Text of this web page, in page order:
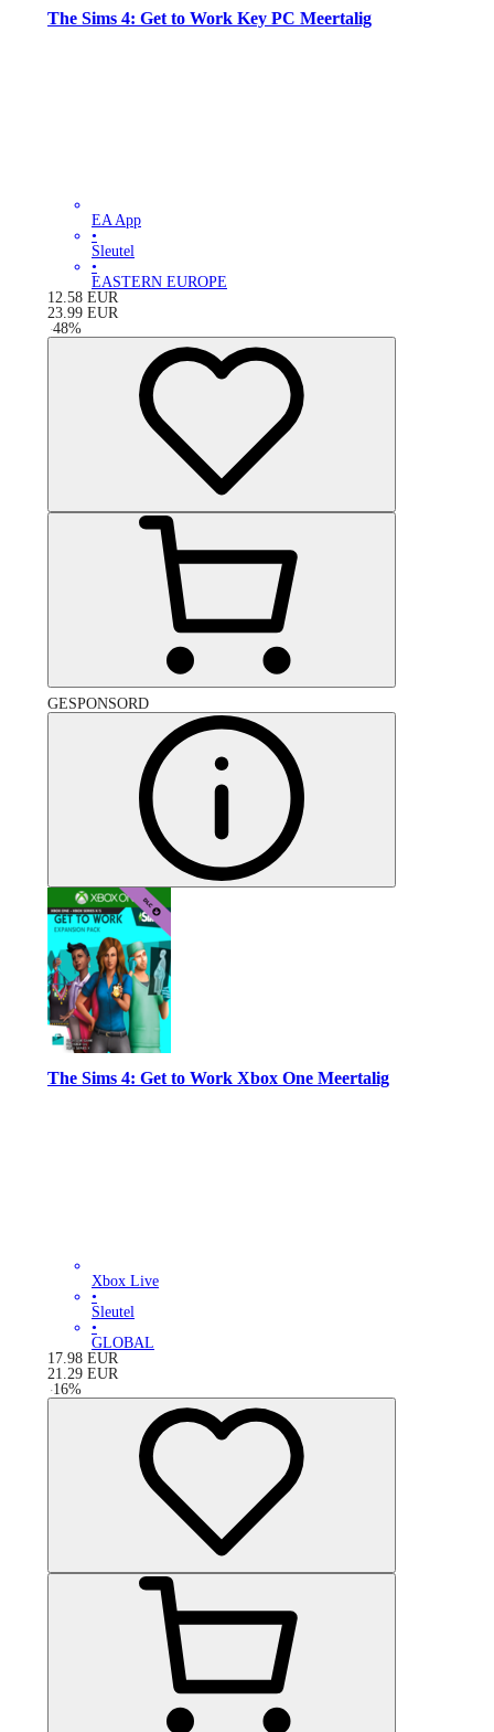
The Sims 4: Get to Work Key PC Meertalig
EA App
•
Sleutel
•
EASTERN EUROPE
12.58 EUR
23.99 EUR
-48%
GESPONSORD
The Sims 4: Get to Work Xbox One Meertalig
Xbox Live
•
Sleutel
•
GLOBAL
17.98 EUR
21.29 EUR
-16%